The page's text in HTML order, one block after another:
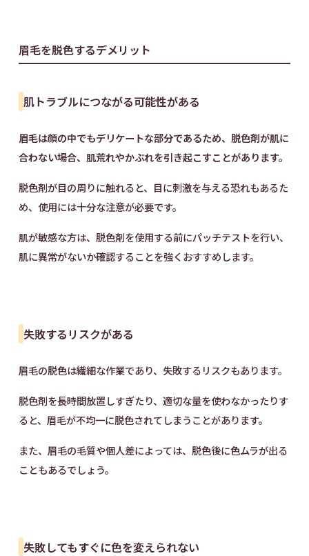
眉毛を脱色するデメリット
肌トラブルにつながる可能性がある
眉毛は顔の中でもデリケートな部分であるため、脱色剤が肌に
合わない場合、肌荒れやかぶれを引き起こすことがあります。
脱色剤が目の周りに触れると、目に刺激を与える恐れもあるた
め、使用には十分な注意が必要です。
肌が敏感な方は、脱色剤を使用する前にパッチテストを行い、
肌に異常がないか確認することを強くおすすめします。
失敗するリスクがある
眉毛の脱色は繊細な作業であり、失敗するリスクもあります。
脱色剤を長時間放置しすぎたり、適切な量を使わなかったりす
ると、眉毛が不均一に脱色されてしまうことがあります。
また、眉毛の毛質や個人差によっては、脱色後に色ムラが出る
こともあるでしょう。
失敗してもすぐに色を変えられない